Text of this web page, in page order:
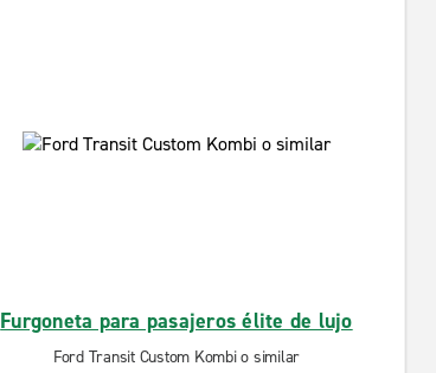
Furgoneta para pasajeros élite de lujo
Ford Transit Custom Kombi o similar